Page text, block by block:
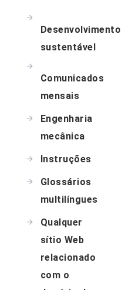
Desenvolvimento
sustentável
Comunicados
mensais
Engenharia
mecânica
Instruções
Glossários
multilíngues
Qualquer
sítio Web
relacionado
com o